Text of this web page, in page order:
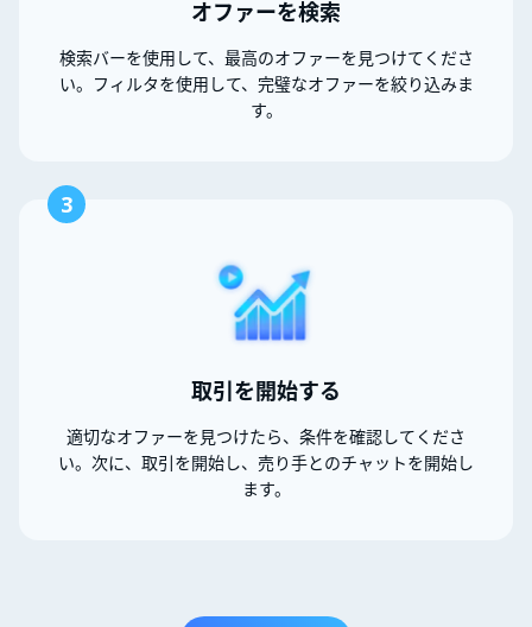
オファーを検索
検索バーを使用して、最高のオファーを見つけてくださ
い。フィルタを使用して、完璧なオファーを絞り込みま
す。
3
取引を開始する
適切なオファーを見つけたら、条件を確認してくださ
い。次に、取引を開始し、売り手とのチャットを開始し
ます。